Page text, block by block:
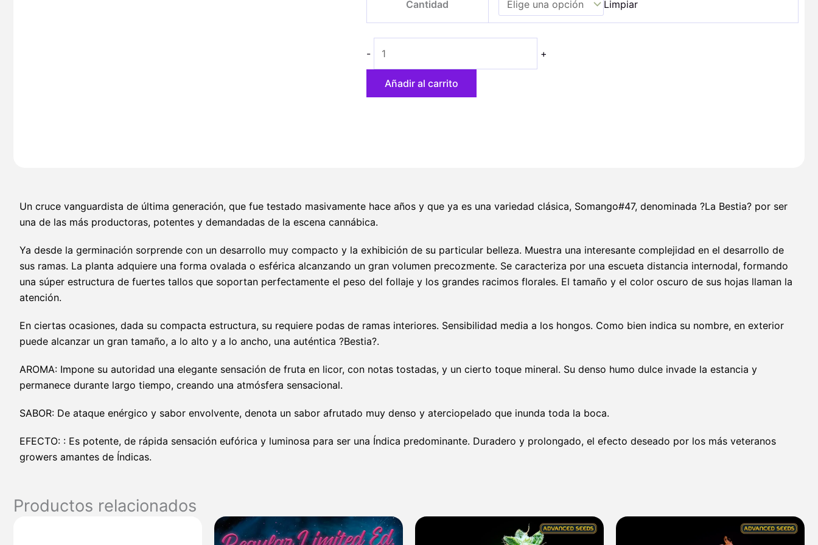
desde
Cantidad Limpiar
-
cantidad
+
Añadir al carrito
Un cruce vanguardista de última generación, que fue testado masivamente hace años y que ya es una variedad clásica, Somango#47, denominada ?La Bestia? por ser
una de las más productoras, potentes y demandadas de la escena cannábica.
Ya desde la germinación sorprende con un desarrollo muy compacto y la exhibición de su particular belleza. Muestra una interesante complejidad en el desarrollo de
sus ramas. La planta adquiere una forma ovalada o esférica alcanzando un gran volumen precozmente. Se caracteriza por una escueta distancia internodal, formando
una súper estructura de fuertes tallos que soportan perfectamente el peso del follaje y los grandes racimos florales. El tamaño y el color oscuro de sus hojas llaman la
atención.
En ciertas ocasiones, dada su compacta estructura, su requiere podas de ramas interiores. Sensibilidad media a los hongos. Como bien indica su nombre, en exterior
puede alcanzar un gran tamaño, a lo alto y a lo ancho, una auténtica ?Bestia?.
AROMA: Impone su autoridad una elegante sensación de fruta en licor, con notas tostadas, y un cierto toque mineral. Su denso humo dulce invade la estancia y
permanece durante largo tiempo, creando una atmósfera sensacional.
SABOR: De ataque enérgico y sabor envolvente, denota un sabor afrutado muy denso y aterciopelado que inunda toda la boca.
EFECTO: : Es potente, de rápida sensación eufórica y luminosa para ser una Índica predominante. Duradero y prolongado, el efecto deseado por los más veteranos
growers amantes de Índicas.
Productos relacionados
Rango
de
Rango
de